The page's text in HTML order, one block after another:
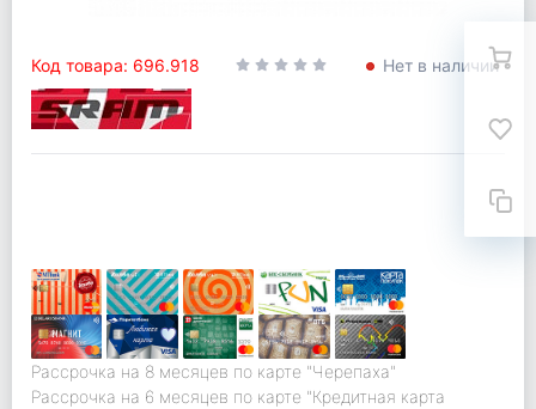
Код товара: 696.918 Нет в наличии
Рассрочка на 8 месяцев по карте "Черепаха"
Рассрочка на 6 месяцев по карте "Кредитная карта